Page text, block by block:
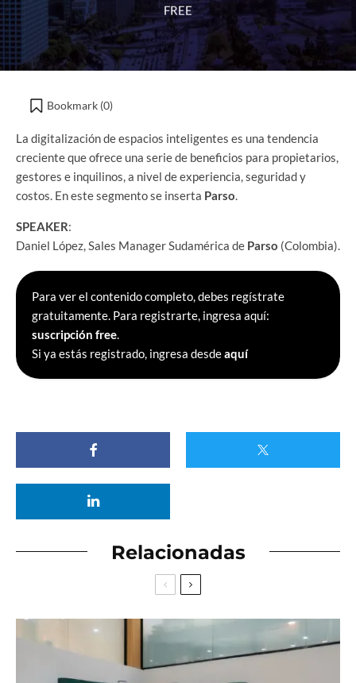
FREE
Bookmark (0)
La digitalización de espacios inteligentes es una tendencia
creciente que ofrece una serie de beneficios para propietarios,
gestores e inquilinos, a nivel de experiencia, seguridad y
costos. En este segmento se inserta Parso.
SPEAKER:
Daniel López, Sales Manager Sudamérica de Parso (Colombia).
Para ver el contenido completo, debes regístrate
gratuitamente. Para registrarte, ingresa aquí:
suscripción free.
Si ya estás registrado, ingresa desdeaquí
Relacionadas